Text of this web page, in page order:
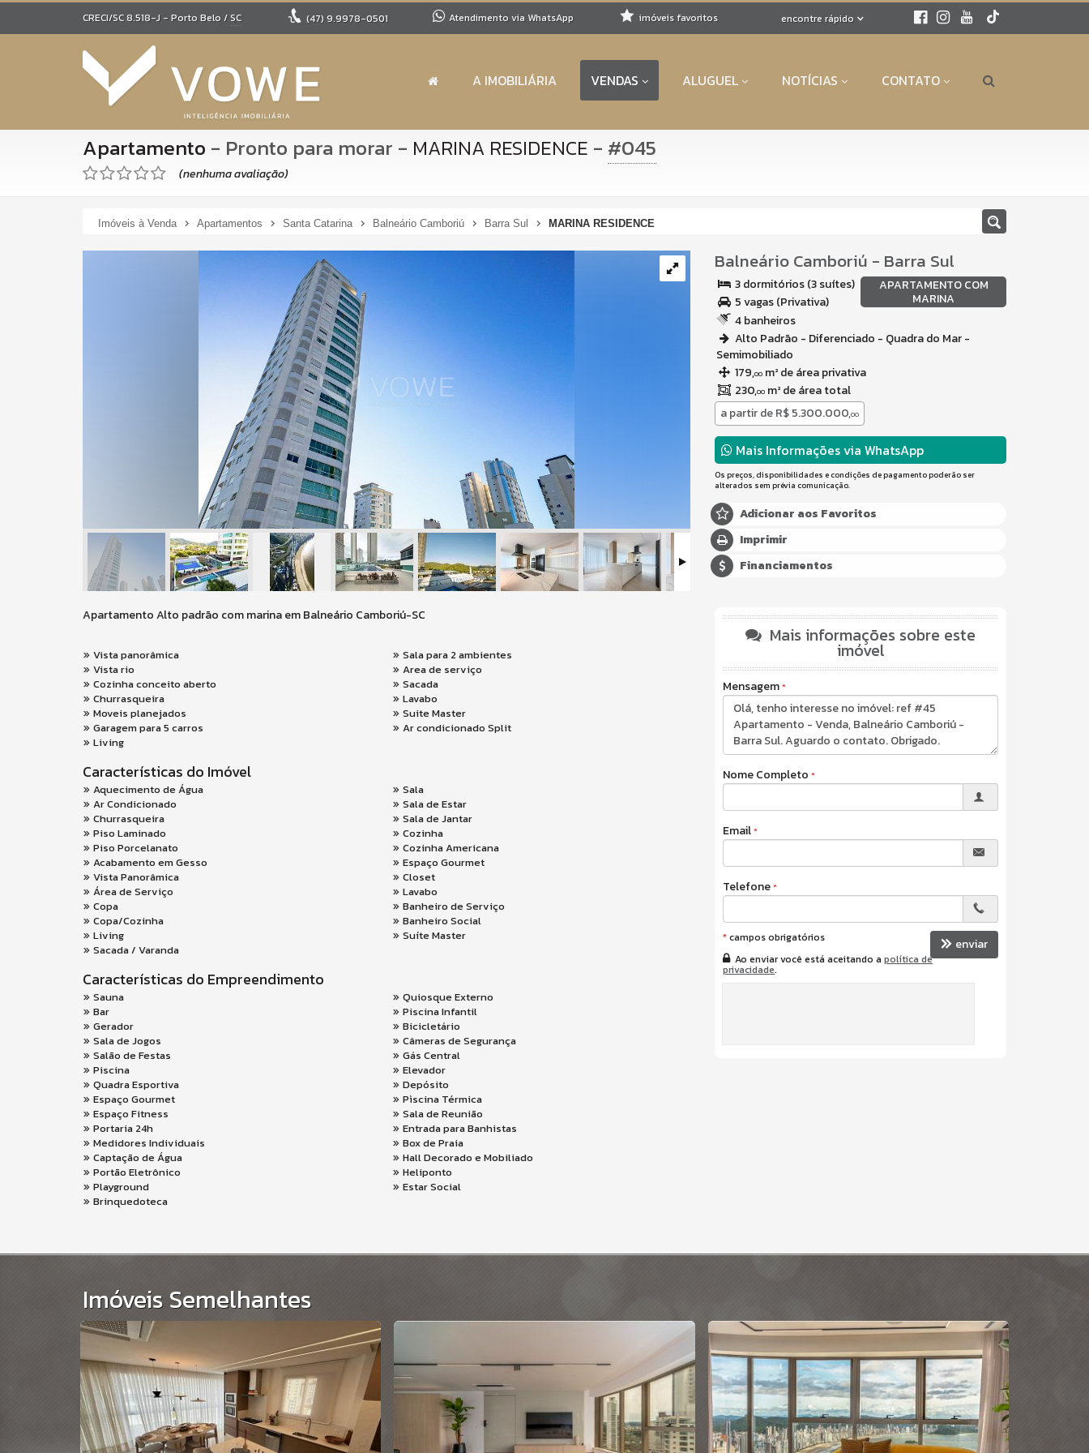
CRECI/SC 8.518-J - Porto Belo /SC (47)9.9978-0501 Atendimento via WhatsApp encontre rápido
imóveis favoritos
A IMOBILIÁRIA VENDAS ALUGUEL NOTÍCIAS CONTATO
Apartamento - Pronto para morar - MARINA RESIDENCE - #045
(nenhuma avaliação)
Imóveis à Venda Apartamentos Santa Catarina Balneário Camboriú Barra Sul MARINA RESIDENCE
Balneário Camboriú - Barra Sul
APARTAMENTO COM
MARINA
3 dormitórios (3 suítes)
5 vagas (Privativa)
4 banheiros
Alto Padrão - Diferenciado - Quadra do Mar -
Semimobiliado
179,00 m² de área privativa
230,00 m² de área total
a partir deR$ 5.300.000,00
Mais Informações via WhatsApp
Os preços, disponibilidades e condições de pagamento poderão ser
alterados sem prévia comunicação.
Adicionar aos Favoritos
Imprimir
Financiamentos
Apartamento Alto padrão com marina em Balneário Camboriú-SC
Vista panorâmica
Vista rio
Cozinha conceito aberto
Churrasqueira
Moveis planejados
Garagem para 5 carros
Living
Sala para 2 ambientes
Area de serviço
Sacada
Lavabo
Suite Master
Ar condicionado Split
Características do Imóvel
Aquecimento de Água
Ar Condicionado
Churrasqueira
Piso Laminado
Piso Porcelanato
Acabamento em Gesso
Vista Panorâmica
Área de Serviço
Copa
Copa/Cozinha
Living
Sacada / Varanda
Sala
Sala de Estar
Sala de Jantar
Cozinha
Cozinha Americana
Espaço Gourmet
Closet
Lavabo
Banheiro de Serviço
Banheiro Social
Suíte Master
Características do Empreendimento
Sauna
Bar
Gerador
Sala de Jogos
Salão de Festas
Piscina
Quadra Esportiva
Espaço Gourmet
Espaço Fitness
Portaria 24h
Medidores Individuais
Captação de Água
Portão Eletrônico
Playground
Brinquedoteca
Quiosque Externo
Piscina Infantil
Bicicletário
Câmeras de Segurança
Gás Central
Elevador
Depósito
Pìscina Térmica
Sala de Reunião
Entrada para Banhistas
Box de Praia
Hall Decorado e Mobiliado
Heliponto
Estar Social
Mais informações sobre este
imóvel
Mensagem
Nome Completo
Email
Telefone
*campos obrigatórios
Ao enviar você está aceitando apolítica de
privacidade.
enviar
Imóveis Semelhantes